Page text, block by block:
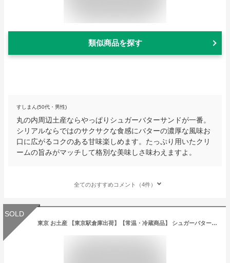
類似商品を探す
すしまん(50代・男性)
丸の内周辺土産ならやっぱりシュガーバターサンドが一番。
シリアルならではのサクサクな食感にバターの濃厚な風味お
口に広がるコクのある甘味楽しめます。たっぷり用いたクリ
ームの旨みがマッチして格別な美味しさ味わえますよ。
全てのおすすめコメント（4件）
SOLD
東京 お土産 【東京駅倉庫出荷】【常温・冷蔵商品】 シュガーバターサンドの木 7個入 土産 おみやげ 東京みやげ お菓子 スイーツ 洋菓子 バターサンド バタースイーツ お中元 御中元 お歳暮 御歳暮 お祝い 内祝い ギフト プレゼント お取り寄せ のし可